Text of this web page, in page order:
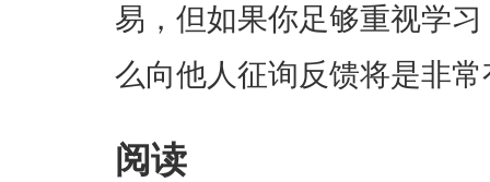
易，但如果你足够重视学
么向他人征询反馈将是非
阅读